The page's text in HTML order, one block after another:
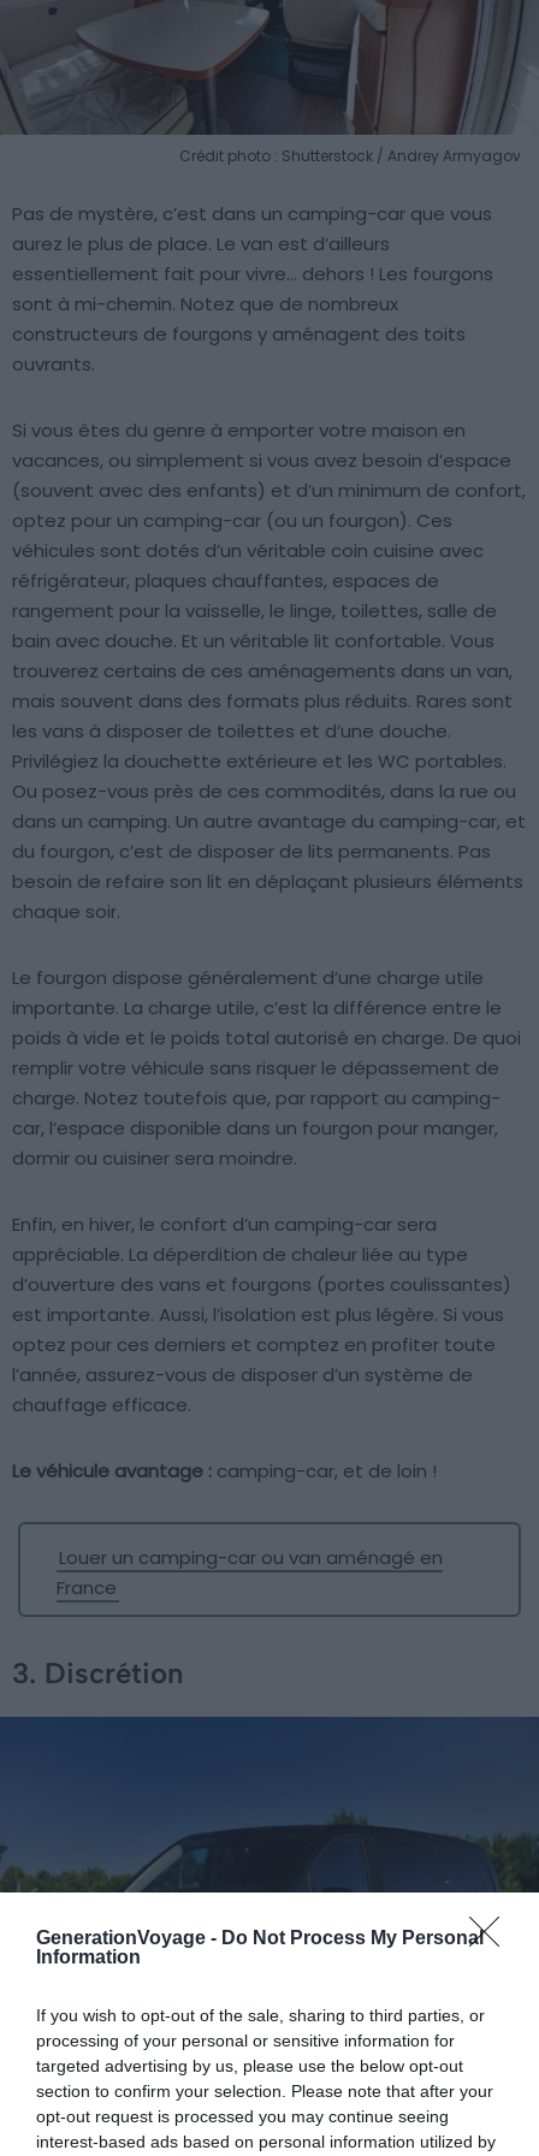
GenerationVoyage - Do Not Process My Personal
Information
If you wish to opt-out of the sale, sharing to third parties, or
processing of your personal or sensitive information for
targeted advertising by us, please use the below opt-out
section to confirm your selection. Please note that after your
opt-out request is processed you may continue seeing
interest-based ads based on personal information utilized by
Crédit photo : Shutterstock / Andrey Armyagov
Pas de mystère, c’est dans un camping-car que vous
aurez le plus de place. Le van est d’ailleurs
essentiellement fait pour vivre… dehors ! Les fourgons
sont à mi-chemin. Notez que de nombreux
constructeurs de fourgons y aménagent des toits
ouvrants.
Si vous êtes du genre à emporter votre maison en
vacances, ou simplement si vous avez besoin d’espace
(souvent avec des enfants) et d’un minimum de confort,
optez pour un camping-car (ou un fourgon). Ces
véhicules sont dotés d’un véritable coin cuisine avec
réfrigérateur, plaques chauffantes, espaces de
rangement pour la vaisselle, le linge, toilettes, salle de
bain avec douche. Et un véritable lit confortable. Vous
trouverez certains de ces aménagements dans un van,
mais souvent dans des formats plus réduits. Rares sont
les vans à disposer de toilettes et d’une douche.
Privilégiez la douchette extérieure et les WC portables.
Ou posez-vous près de ces commodités, dans la rue ou
dans un camping. Un autre avantage du camping-car, et
du fourgon, c’est de disposer de lits permanents. Pas
besoin de refaire son lit en déplaçant plusieurs éléments
chaque soir.
Le fourgon dispose généralement d’une charge utile
importante. La charge utile, c’est la différence entre le
poids à vide et le poids total autorisé en charge. De quoi
remplir votre véhicule sans risquer le dépassement de
charge. Notez toutefois que, par rapport au camping-
car, l’espace disponible dans un fourgon pour manger,
dormir ou cuisiner sera moindre.
Enfin, en hiver, le confort d’un camping-car sera
appréciable. La déperdition de chaleur liée au type
d’ouverture des vans et fourgons (portes coulissantes)
est importante. Aussi, l’isolation est plus légère. Si vous
optez pour ces derniers et comptez en profiter toute
l’année, assurez-vous de disposer d’un système de
chauffage efficace.
Le véhicule avantage : camping-car, et de loin !
Louer un camping-car ou van aménagé en
France
3. Discrétion
Crédit photo : Shutterstock / LIAL